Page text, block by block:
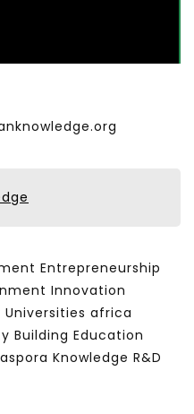
Entrepreneurship
Innovation
africa
Building Education
Knowledge R&D